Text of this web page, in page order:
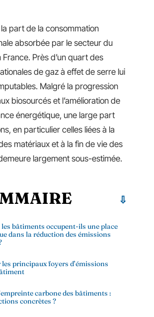
la part de la consommation
absorbée par le secteur du
Près d’un quart des
de gaz à effet de serre lui
Malgré la progression
biosourcés et l’amélioration de
énergétique, une large part
en particulier celles liées à la
matériaux et à la fin de vie des
largement sous-estimée.
bâtiments occupent-ils une place
dans la réduction des émissions
principaux foyers d’émissions
carbone des bâtiments :
concrètes ?